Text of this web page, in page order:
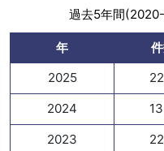
過去5年間
年
2025
22
2024 13
2023 22